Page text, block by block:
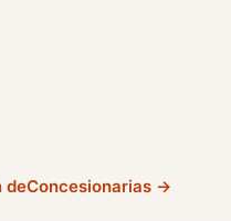
deConcesionarias →